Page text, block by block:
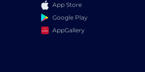
App Store
Google Play
AppGallery